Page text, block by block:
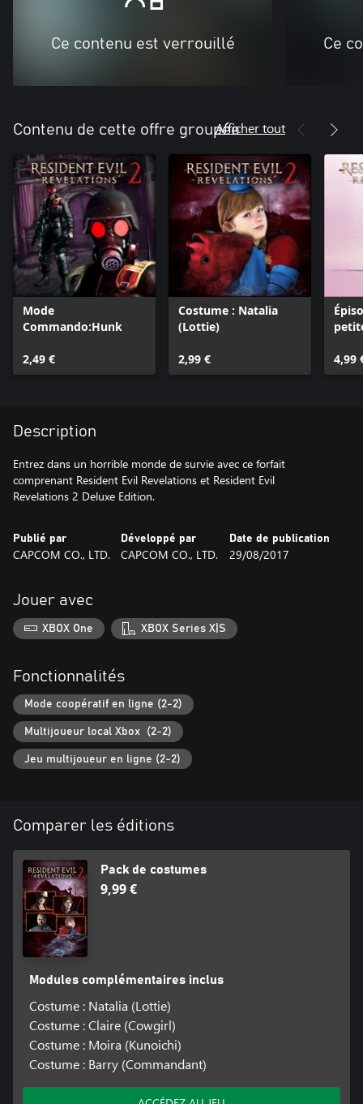
Ce contenu est verrouillé Ce
Contenu de cette offre groupéeAfficher tout
Mode
Commando:Hunk
2,49 €
Costume : Natalia
(Lottie)
2,99 € 4,99
Description
Entrez dans un horrible monde de survie avec ce forfait
comprenant Resident Evil Revelations et Resident Evil
Revelations 2 Deluxe Edition.
Publié par
CAPCOM CO., LTD.
Développé par
CAPCOM CO., LTD.
Date de publication
29/08/2017
Jouer avec
XBOX One XBOX Series X|S
Fonctionnalités
Mode coopératif en ligne (2-2)
Multijoueur local Xbox (2-2)
Jeu multijoueur en ligne (2-2)
Comparer les éditions
Pack de costumes
9,99 €
Modules complémentaires inclus
Costume : Natalia (Lottie)
Costume : Claire (Cowgirl)
Costume : Moira (Kunoichi)
Costume : Barry (Commandant)